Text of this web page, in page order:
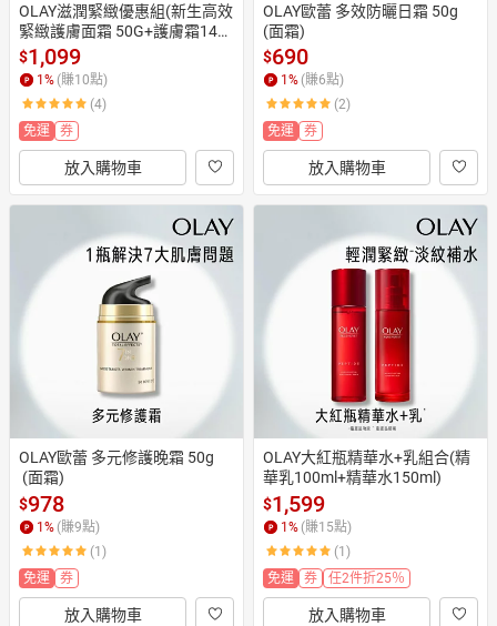
OLAY滋潤緊緻優惠組(新生高效
緊緻護膚面霜 50G+護膚霜14G
x2+活膚露18mlx2)包裝轉換中
隨機出貨
$1,099
1 % (賺10點)
(4)
免運
券
放入購物車
OLAY歐蕾 多效防曬日霜 50g
(面霜)
$690
1 % (賺6點)
(2)
免運
券
放入購物車
OLAY歐蕾 多元修護晚霜 50g
(面霜)
$978
1% (賺9點)
(1)
免運
券
放入購物車
OLAY大紅瓶精華水+乳組合(精
華乳100ml+精華水150ml)
$1,599
1% (賺15點)
(1)
免運
券 任2件折25％
放入購物車